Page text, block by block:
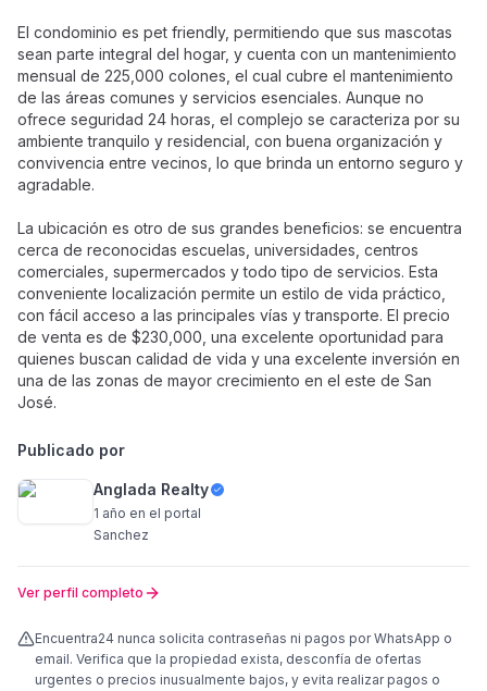
El condominio es pet friendly, permitiendo que sus mascotas
sean parte integral del hogar, y cuenta con un mantenimiento
mensual de 225,000 colones, el cual cubre el mantenimiento
de las áreas comunes y servicios esenciales. Aunque no
ofrece seguridad 24 horas, el complejo se caracteriza por su
ambiente tranquilo y residencial, con buena organización y
convivencia entre vecinos, lo que brinda un entorno seguro y
agradable.
La ubicación es otro de sus grandes beneficios: se encuentra
cerca de reconocidas escuelas, universidades, centros
comerciales, supermercados y todo tipo de servicios. Esta
conveniente localización permite un estilo de vida práctico,
con fácil acceso a las principales vías y transporte. El precio
de venta es de $230,000, una excelente oportunidad para
quienes buscan calidad de vida y una excelente inversión en
una de las zonas de mayor crecimiento en el este de San
José.
Publicado por
Anglada Realty
1 año en el portal
Sanchez
Ver perfil completo
Encuentra24 nunca solicita contraseñas ni pagos por WhatsApp o
email. Verifica que la propiedad exista, desconfía de ofertas
urgentes o precios inusualmente bajos, y evita realizar pagos o